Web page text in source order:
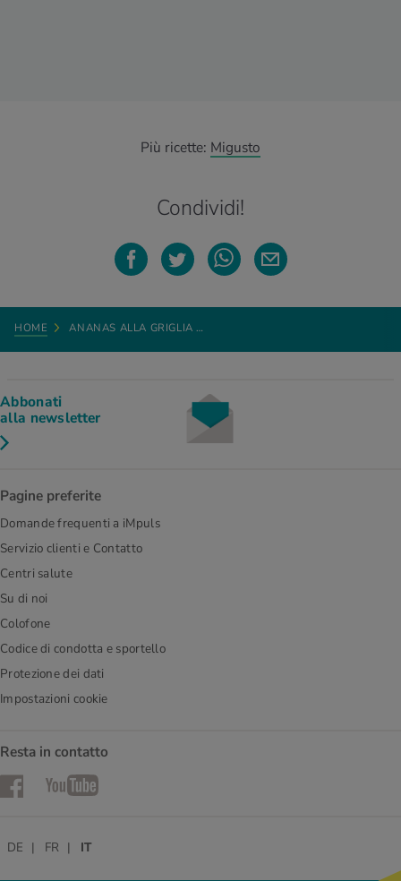
Più ricette: Migusto
Condividi!
HOME ANANAS ALLA GRIGLIA …
Abbonati
alla newsletter
Pagine preferite
Domande frequenti a iMpuls
Servizio clienti e Contatto
Centri salute
Su di noi
Colofone
Codice di condotta e sportello
Protezione dei dati
Impostazioni cookie
Resta in contatto
FacebookYouTube
DE FR IT